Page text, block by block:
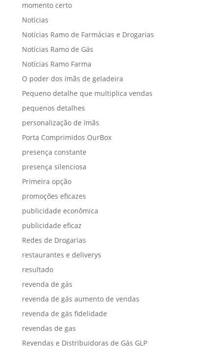
momento certo
Notícias
Notícias Ramo de Farmácias e Drogarias
Notícias Ramo de Gás
Notícias Ramo Farma
O poder dos ímãs de geladeira
Pequeno detalhe que multiplica vendas
pequenos detalhes
personalização de ímãs
Porta Comprimidos OurBox
presença constante
presença silenciosa
Primeira opção
promoções eficazes
publicidade econômica
publicidade eficaz
Redes de Drogarias
restaurantes e deliverys
resultado
revenda de gás
revenda de gás aumento de vendas
revenda de gás fidelidade
revendas de gas
Revendas e Distribuidoras de Gás GLP